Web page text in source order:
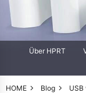
Über HPRT
HOME Blog
USB